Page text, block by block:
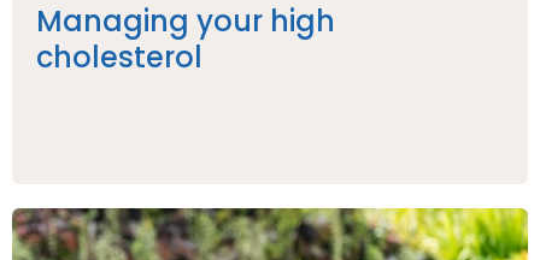
Managing your high
cholesterol